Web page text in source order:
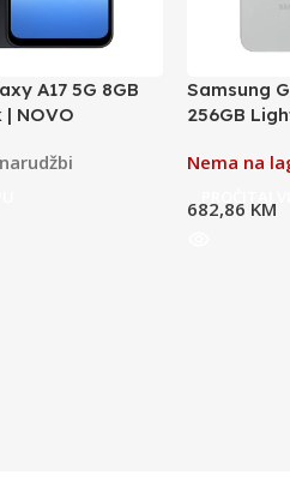
A17 5G 8GB
| NOVO
Samsung
256GB
Nema na
682,86 KM